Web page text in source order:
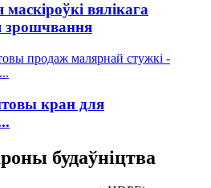
вялікага
зрошчвання
кран для
будаўніцтва